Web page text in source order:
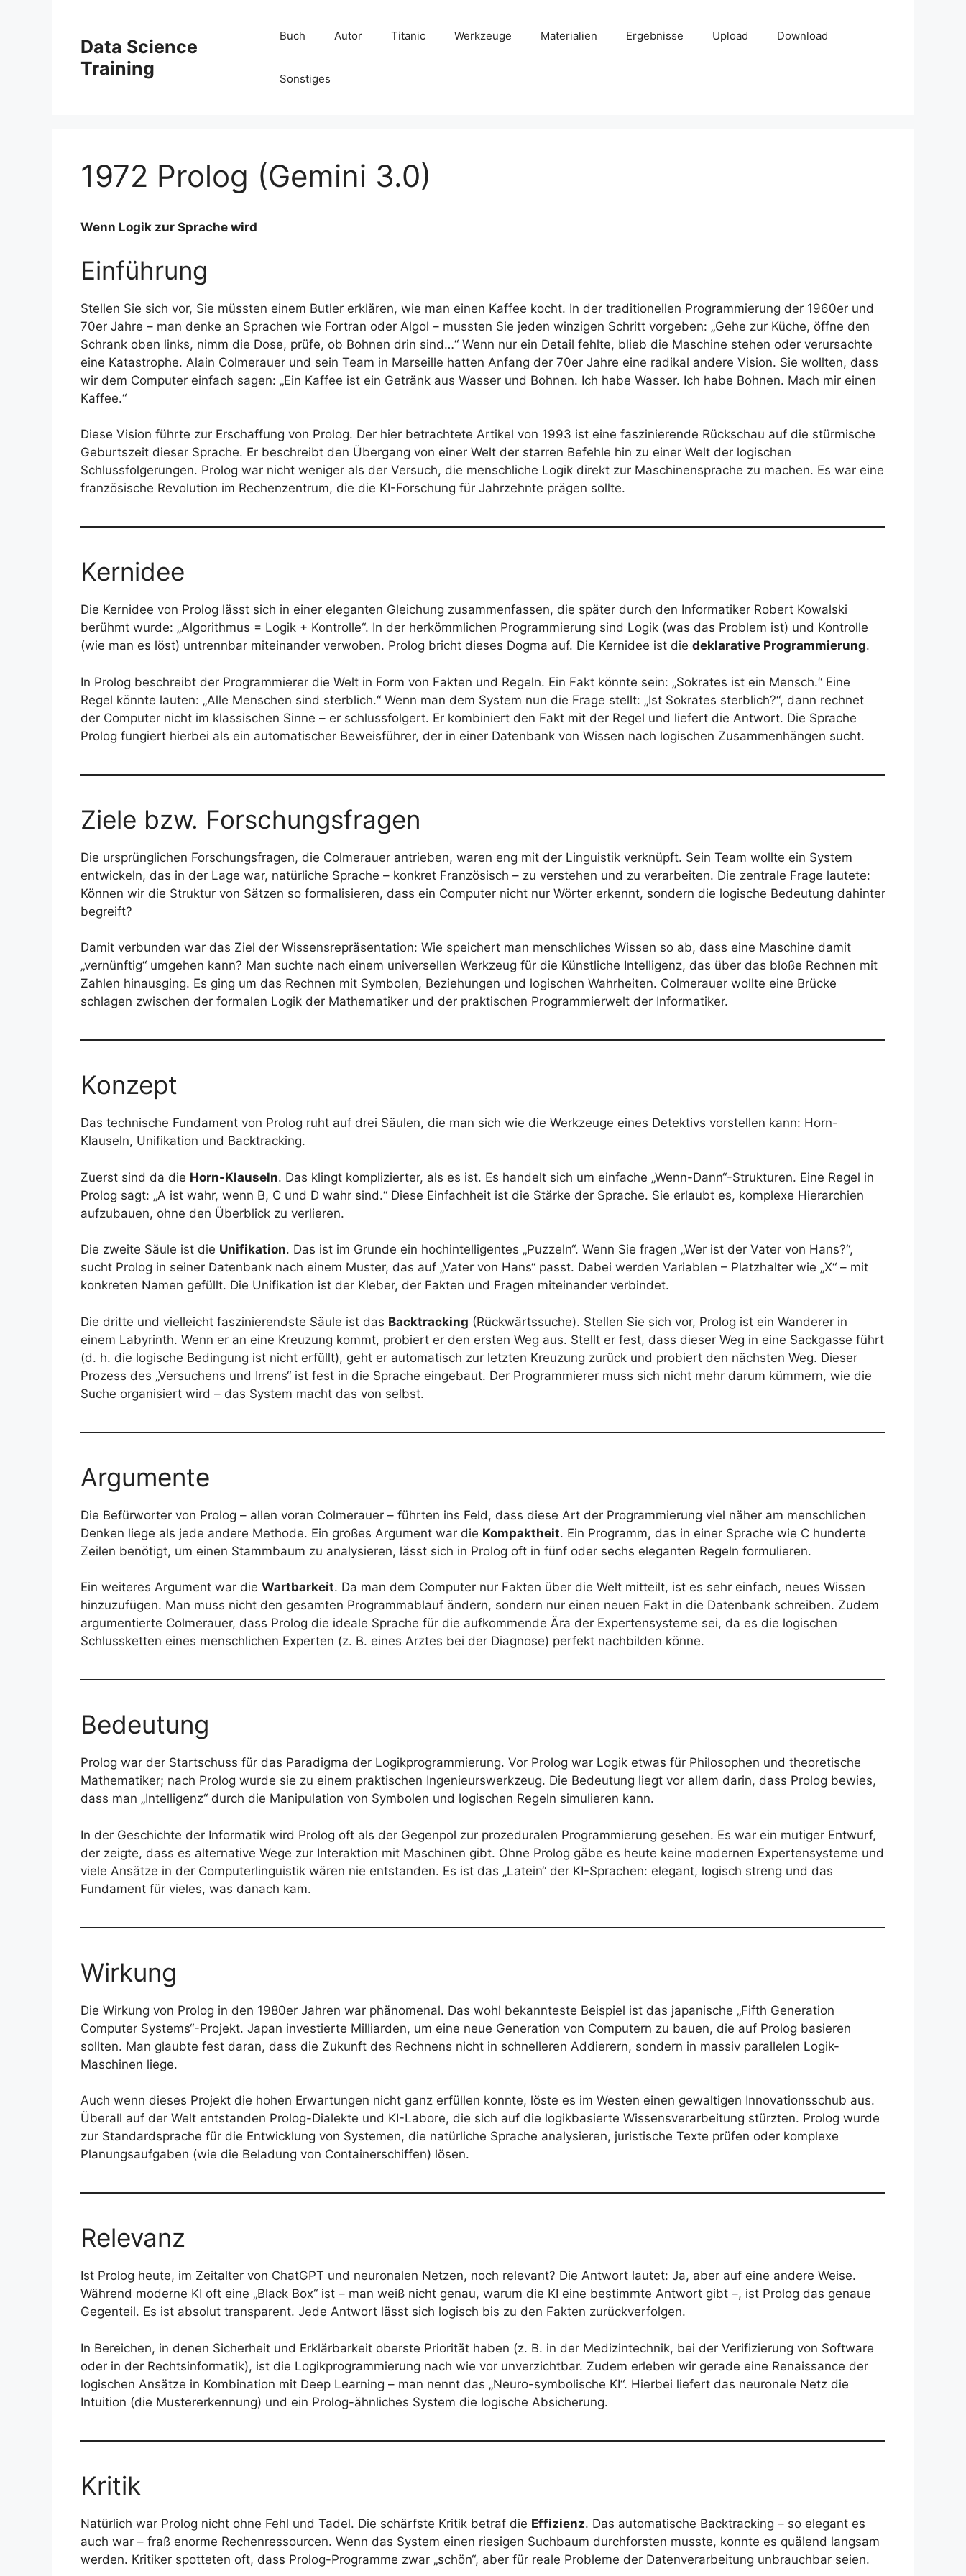
Data Science
Training
Buch Autor Titanic Werkzeuge Materialien Ergebnisse Upload Download
Sonstiges
1972 Prolog (Gemini 3.0)
Wenn Logik zur Sprache wird
Einführung
Stellen Sie sich vor, Sie müssten einem Butler erklären, wie man einen Kaffee kocht. In der traditionellen Programmierung der 1960er und
70er Jahre – man denke an Sprachen wie Fortran oder Algol – mussten Sie jeden winzigen Schritt vorgeben: „Gehe zur Küche, öffne den
Schrank oben links, nimm die Dose, prüfe, ob Bohnen drin sind…“ Wenn nur ein Detail fehlte, blieb die Maschine stehen oder verursachte
eine Katastrophe. Alain Colmerauer und sein Team in Marseille hatten Anfang der 70er Jahre eine radikal andere Vision. Sie wollten, dass
wir dem Computer einfach sagen: „Ein Kaffee ist ein Getränk aus Wasser und Bohnen. Ich habe Wasser. Ich habe Bohnen. Mach mir einen
Kaffee.“
Diese Vision führte zur Erschaffung von Prolog. Der hier betrachtete Artikel von 1993 ist eine faszinierende Rückschau auf die stürmische
Geburtszeit dieser Sprache. Er beschreibt den Übergang von einer Welt der starren Befehle hin zu einer Welt der logischen
Schlussfolgerungen. Prolog war nicht weniger als der Versuch, die menschliche Logik direkt zur Maschinensprache zu machen. Es war eine
französische Revolution im Rechenzentrum, die die KI-Forschung für Jahrzehnte prägen sollte.
Kernidee
Die Kernidee von Prolog lässt sich in einer eleganten Gleichung zusammenfassen, die später durch den Informatiker Robert Kowalski
berühmt wurde: „Algorithmus = Logik + Kontrolle“. In der herkömmlichen Programmierung sind Logik (was das Problem ist) und Kontrolle
(wie man es löst) untrennbar miteinander verwoben. Prolog bricht dieses Dogma auf. Die Kernidee ist die deklarative Programmierung.
In Prolog beschreibt der Programmierer die Welt in Form von Fakten und Regeln. Ein Fakt könnte sein: „Sokrates ist ein Mensch.“ Eine
Regel könnte lauten: „Alle Menschen sind sterblich.“ Wenn man dem System nun die Frage stellt: „Ist Sokrates sterblich?“, dann rechnet
der Computer nicht im klassischen Sinne – er schlussfolgert. Er kombiniert den Fakt mit der Regel und liefert die Antwort. Die Sprache
Prolog fungiert hierbei als ein automatischer Beweisführer, der in einer Datenbank von Wissen nach logischen Zusammenhängen sucht.
Ziele bzw. Forschungsfragen
Die ursprünglichen Forschungsfragen, die Colmerauer antrieben, waren eng mit der Linguistik verknüpft. Sein Team wollte ein System
entwickeln, das in der Lage war, natürliche Sprache – konkret Französisch – zu verstehen und zu verarbeiten. Die zentrale Frage lautete:
Können wir die Struktur von Sätzen so formalisieren, dass ein Computer nicht nur Wörter erkennt, sondern die logische Bedeutung dahinter
begreift?
Damit verbunden war das Ziel der Wissensrepräsentation: Wie speichert man menschliches Wissen so ab, dass eine Maschine damit
„vernünftig“ umgehen kann? Man suchte nach einem universellen Werkzeug für die Künstliche Intelligenz, das über das bloße Rechnen mit
Zahlen hinausging. Es ging um das Rechnen mit Symbolen, Beziehungen und logischen Wahrheiten. Colmerauer wollte eine Brücke
schlagen zwischen der formalen Logik der Mathematiker und der praktischen Programmierwelt der Informatiker.
Konzept
Das technische Fundament von Prolog ruht auf drei Säulen, die man sich wie die Werkzeuge eines Detektivs vorstellen kann: Horn-
Klauseln, Unifikation und Backtracking.
Zuerst sind da die Horn-Klauseln. Das klingt komplizierter, als es ist. Es handelt sich um einfache „Wenn-Dann“-Strukturen. Eine Regel in
Prolog sagt: „A ist wahr, wenn B, C und D wahr sind.“ Diese Einfachheit ist die Stärke der Sprache. Sie erlaubt es, komplexe Hierarchien
aufzubauen, ohne den Überblick zu verlieren.
Die zweite Säule ist die Unifikation. Das ist im Grunde ein hochintelligentes „Puzzeln“. Wenn Sie fragen „Wer ist der Vater von Hans?“,
sucht Prolog in seiner Datenbank nach einem Muster, das auf „Vater von Hans“ passt. Dabei werden Variablen – Platzhalter wie „X“ – mit
konkreten Namen gefüllt. Die Unifikation ist der Kleber, der Fakten und Fragen miteinander verbindet.
Die dritte und vielleicht faszinierendste Säule ist das Backtracking (Rückwärtssuche). Stellen Sie sich vor, Prolog ist ein Wanderer in
einem Labyrinth. Wenn er an eine Kreuzung kommt, probiert er den ersten Weg aus. Stellt er fest, dass dieser Weg in eine Sackgasse führt
(d. h. die logische Bedingung ist nicht erfüllt), geht er automatisch zur letzten Kreuzung zurück und probiert den nächsten Weg. Dieser
Prozess des „Versuchens und Irrens“ ist fest in die Sprache eingebaut. Der Programmierer muss sich nicht mehr darum kümmern, wie die
Suche organisiert wird – das System macht das von selbst.
Argumente
Die Befürworter von Prolog – allen voran Colmerauer – führten ins Feld, dass diese Art der Programmierung viel näher am menschlichen
Denken liege als jede andere Methode. Ein großes Argument war die Kompaktheit. Ein Programm, das in einer Sprache wie C hunderte
Zeilen benötigt, um einen Stammbaum zu analysieren, lässt sich in Prolog oft in fünf oder sechs eleganten Regeln formulieren.
Ein weiteres Argument war die Wartbarkeit. Da man dem Computer nur Fakten über die Welt mitteilt, ist es sehr einfach, neues Wissen
hinzuzufügen. Man muss nicht den gesamten Programmablauf ändern, sondern nur einen neuen Fakt in die Datenbank schreiben. Zudem
argumentierte Colmerauer, dass Prolog die ideale Sprache für die aufkommende Ära der Expertensysteme sei, da es die logischen
Schlussketten eines menschlichen Experten (z. B. eines Arztes bei der Diagnose) perfekt nachbilden könne.
Bedeutung
Prolog war der Startschuss für das Paradigma der Logikprogrammierung. Vor Prolog war Logik etwas für Philosophen und theoretische
Mathematiker; nach Prolog wurde sie zu einem praktischen Ingenieurswerkzeug. Die Bedeutung liegt vor allem darin, dass Prolog bewies,
dass man „Intelligenz“ durch die Manipulation von Symbolen und logischen Regeln simulieren kann.
In der Geschichte der Informatik wird Prolog oft als der Gegenpol zur prozeduralen Programmierung gesehen. Es war ein mutiger Entwurf,
der zeigte, dass es alternative Wege zur Interaktion mit Maschinen gibt. Ohne Prolog gäbe es heute keine modernen Expertensysteme und
viele Ansätze in der Computerlinguistik wären nie entstanden. Es ist das „Latein“ der KI-Sprachen: elegant, logisch streng und das
Fundament für vieles, was danach kam.
Wirkung
Die Wirkung von Prolog in den 1980er Jahren war phänomenal. Das wohl bekannteste Beispiel ist das japanische „Fifth Generation
Computer Systems“-Projekt. Japan investierte Milliarden, um eine neue Generation von Computern zu bauen, die auf Prolog basieren
sollten. Man glaubte fest daran, dass die Zukunft des Rechnens nicht in schnelleren Addierern, sondern in massiv parallelen Logik-
Maschinen liege.
Auch wenn dieses Projekt die hohen Erwartungen nicht ganz erfüllen konnte, löste es im Westen einen gewaltigen Innovationsschub aus.
Überall auf der Welt entstanden Prolog-Dialekte und KI-Labore, die sich auf die logikbasierte Wissensverarbeitung stürzten. Prolog wurde
zur Standardsprache für die Entwicklung von Systemen, die natürliche Sprache analysieren, juristische Texte prüfen oder komplexe
Planungsaufgaben (wie die Beladung von Containerschiffen) lösen.
Relevanz
Ist Prolog heute, im Zeitalter von ChatGPT und neuronalen Netzen, noch relevant? Die Antwort lautet: Ja, aber auf eine andere Weise.
Während moderne KI oft eine „Black Box“ ist – man weiß nicht genau, warum die KI eine bestimmte Antwort gibt –, ist Prolog das genaue
Gegenteil. Es ist absolut transparent. Jede Antwort lässt sich logisch bis zu den Fakten zurückverfolgen.
In Bereichen, in denen Sicherheit und Erklärbarkeit oberste Priorität haben (z. B. in der Medizintechnik, bei der Verifizierung von Software
oder in der Rechtsinformatik), ist die Logikprogrammierung nach wie vor unverzichtbar. Zudem erleben wir gerade eine Renaissance der
logischen Ansätze in Kombination mit Deep Learning – man nennt das „Neuro-symbolische KI“. Hierbei liefert das neuronale Netz die
Intuition (die Mustererkennung) und ein Prolog-ähnliches System die logische Absicherung.
Kritik
Natürlich war Prolog nicht ohne Fehl und Tadel. Die schärfste Kritik betraf die Effizienz. Das automatische Backtracking – so elegant es
auch war – fraß enorme Rechenressourcen. Wenn das System einen riesigen Suchbaum durchforsten musste, konnte es quälend langsam
werden. Kritiker spotteten oft, dass Prolog-Programme zwar „schön“, aber für reale Probleme der Datenverarbeitung unbrauchbar seien.